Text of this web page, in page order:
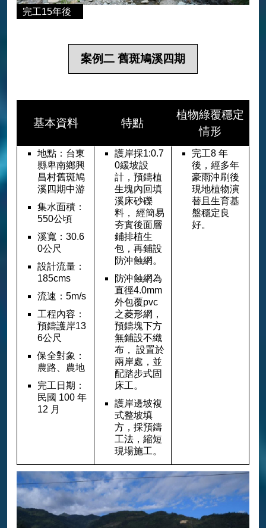
完工15年後
案例二 舊斑鳩溪四期
基本資料 特點
植物綠覆穩定
情形
地點：台東
縣卑南鄉興
昌村舊斑鳩
溪四期中游
集水面積：
550公頃
溪寬：30.6
0公尺
設計流量：
185cms
流速：5m/s
工程內容：
預鑄護岸13
6公尺
保全對象：
農路、農地
完工日期：
民國 100 年
12 月
護岸採1:0.7
0緩坡設
計，預鑄植
生塊內回填
溪床砂礫
料， 經簡易
夯實後面層
鋪排植生
包，再鋪設
防沖蝕網。
防沖蝕網為
直徑4.0mm
外包覆pvc
之菱形網，
預鑄塊下方
無鋪設不織
布， 設置於
兩岸處，並
配踏步式固
床工。
護岸邊坡複
式整坡填
方，採預鑄
工法，縮短
現場施工。
完工8 年
後，經多年
豪雨沖刷後
現地植物演
替且生育基
盤穩定良
好。